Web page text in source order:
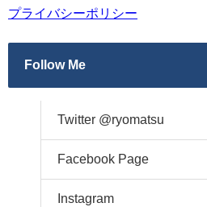
プライバシーポリシー
Follow Me
Twitter @ryomatsu
Facebook Page
Instagram